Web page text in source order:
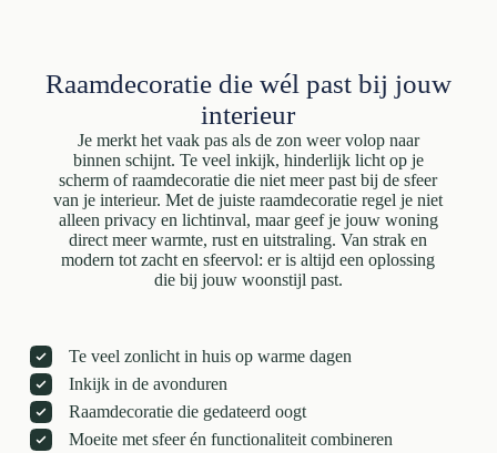
Raamdecoratie die wél past bij jouw
interieur
Je merkt het vaak pas als de zon weer volop naar
binnen schijnt. Te veel inkijk, hinderlijk licht op je
scherm of raamdecoratie die niet meer past bij de sfeer
van je interieur. Met de juiste raamdecoratie regel je niet
alleen privacy en lichtinval, maar geef je jouw woning
direct meer warmte, rust en uitstraling. Van strak en
modern tot zacht en sfeervol: er is altijd een oplossing
die bij jouw woonstijl past.
Te veel zonlicht in huis op warme dagen
Inkijk in de avonduren
Raamdecoratie die gedateerd oogt
Moeite met sfeer én functionaliteit combineren